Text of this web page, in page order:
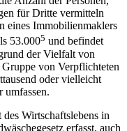
für Dritte vermitteln
eines Immobilienmaklers
53.0005 und befindet
der Vielfalt von
von Verpflichteten
oder vielleicht
umfassen.
Wirtschaftslebens in
erfasst, auch